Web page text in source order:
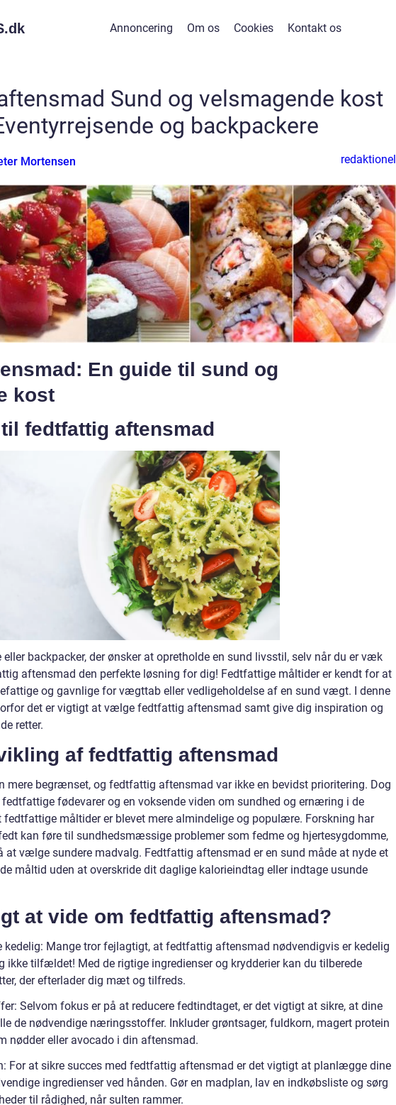
dk Annoncering Om os Cookies Kontakt os
Sund og velsmagende kost
og backpackere
Mortensen redaktionel
En guide til sund og
kost
fedtfattig aftensmad
eller backpacker, der ønsker at opretholde en sund livsstil, selv når du er væk
aftensmad den perfekte løsning for dig! Fedtfattige måltider er kendt for at
og gavnlige for vægttab eller vedligeholdelse af en sund vægt. I denne
det er vigtigt at vælge fedtfattig aftensmad samt give dig inspiration og
retter.
af fedtfattig aftensmad
mere begrænset, og fedtfattig aftensmad var ikke en bevidst prioritering. Dog
fødevarer og en voksende viden om sundhed og ernæring i de
fedtfattige måltider er blevet mere almindelige og populære. Forskning har
kan føre til sundhedsmæssige problemer som fedme og hjertesygdomme,
at vælge sundere madvalg. Fedtfattig aftensmad er en sund måde at nyde et
måltid uden at overskride dit daglige kalorieindtag eller indtage usunde
at vide om fedtfattig aftensmad?
kedelig: Mange tror fejlagtigt, at fedtfattig aftensmad nødvendigvis er kedelig
ikke tilfældet! Med de rigtige ingredienser og krydderier kan du tilberede
der efterlader dig mæt og tilfreds.
Selvom fokus er på at reducere fedtindtaget, er det vigtigt at sikre, at dine
de nødvendige næringsstoffer. Inkluder grøntsager, fuldkorn, magert protein
nødder eller avocado i din aftensmad.
For at sikre succes med fedtfattig aftensmad er det vigtigt at planlægge dine
ingredienser ved hånden. Gør en madplan, lav en indkøbsliste og sørg
til rådighed, når sulten rammer.